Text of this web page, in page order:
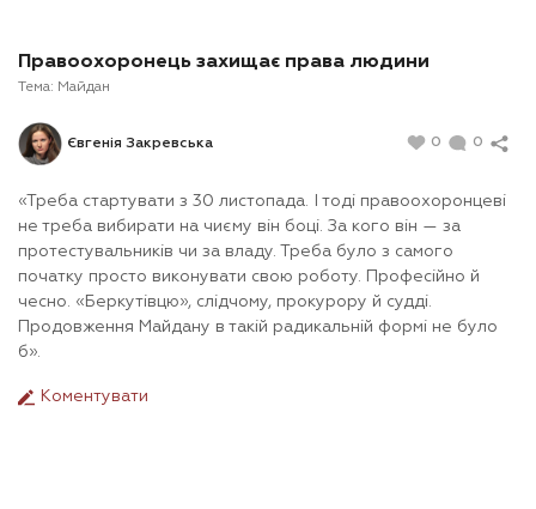
Правоохоронець захищає права людини
Тема: Майдан
Євгенія Закревська 0 0
«Треба стартувати з 30 листопада. І тоді правоохоронцеві
не треба вибирати на чиєму він боці. За кого він — за
протестувальників чи за владу. Треба було з самого
початку просто виконувати свою роботу. Професійно й
чесно. «Беркутівцю», слідчому, прокурору й судді.
Продовження Майдану в такій радикальній формі не було
б».
Коментувати